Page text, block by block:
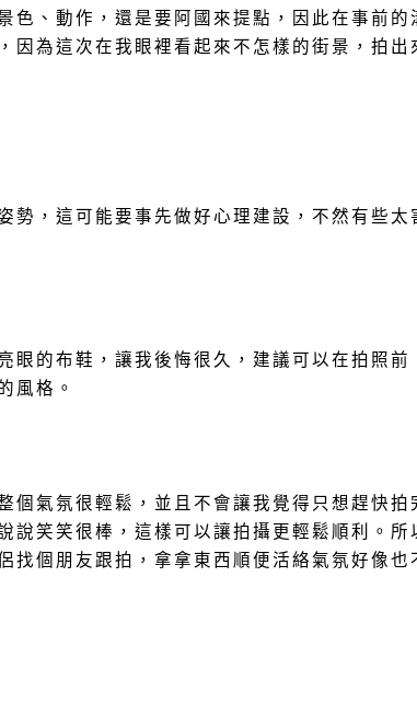
色、動作，還是要阿國來提點，因此在事前
因為這次在我眼裡看起來不怎樣的街景，拍
勢，這可能要事先做好心理建設，不然有些
眼的布鞋，讓我後悔很久，建議可以在拍照
風格。
個氣氛很輕鬆，並且不會讓我覺得只想趕快
說笑笑很棒，這樣可以讓拍攝更輕鬆順利。
找個朋友跟拍，拿拿東西順便活絡氣氛好像也